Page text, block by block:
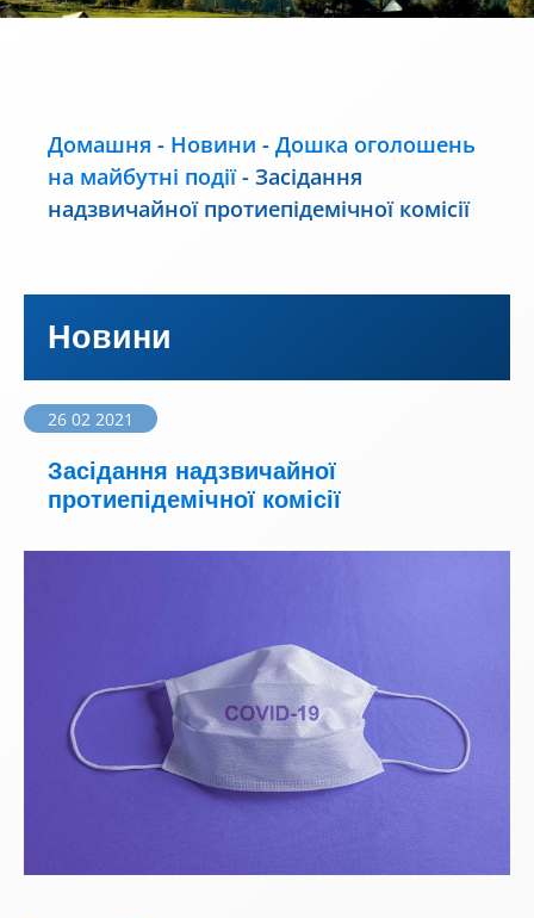
Домашня - Новини - Дошка оголошень
на майбутні події- Засідання
надзвичайної протиепідемічної комісії
Новини
26 02 2021
Засідання надзвичайної
протиепідемічної комісії